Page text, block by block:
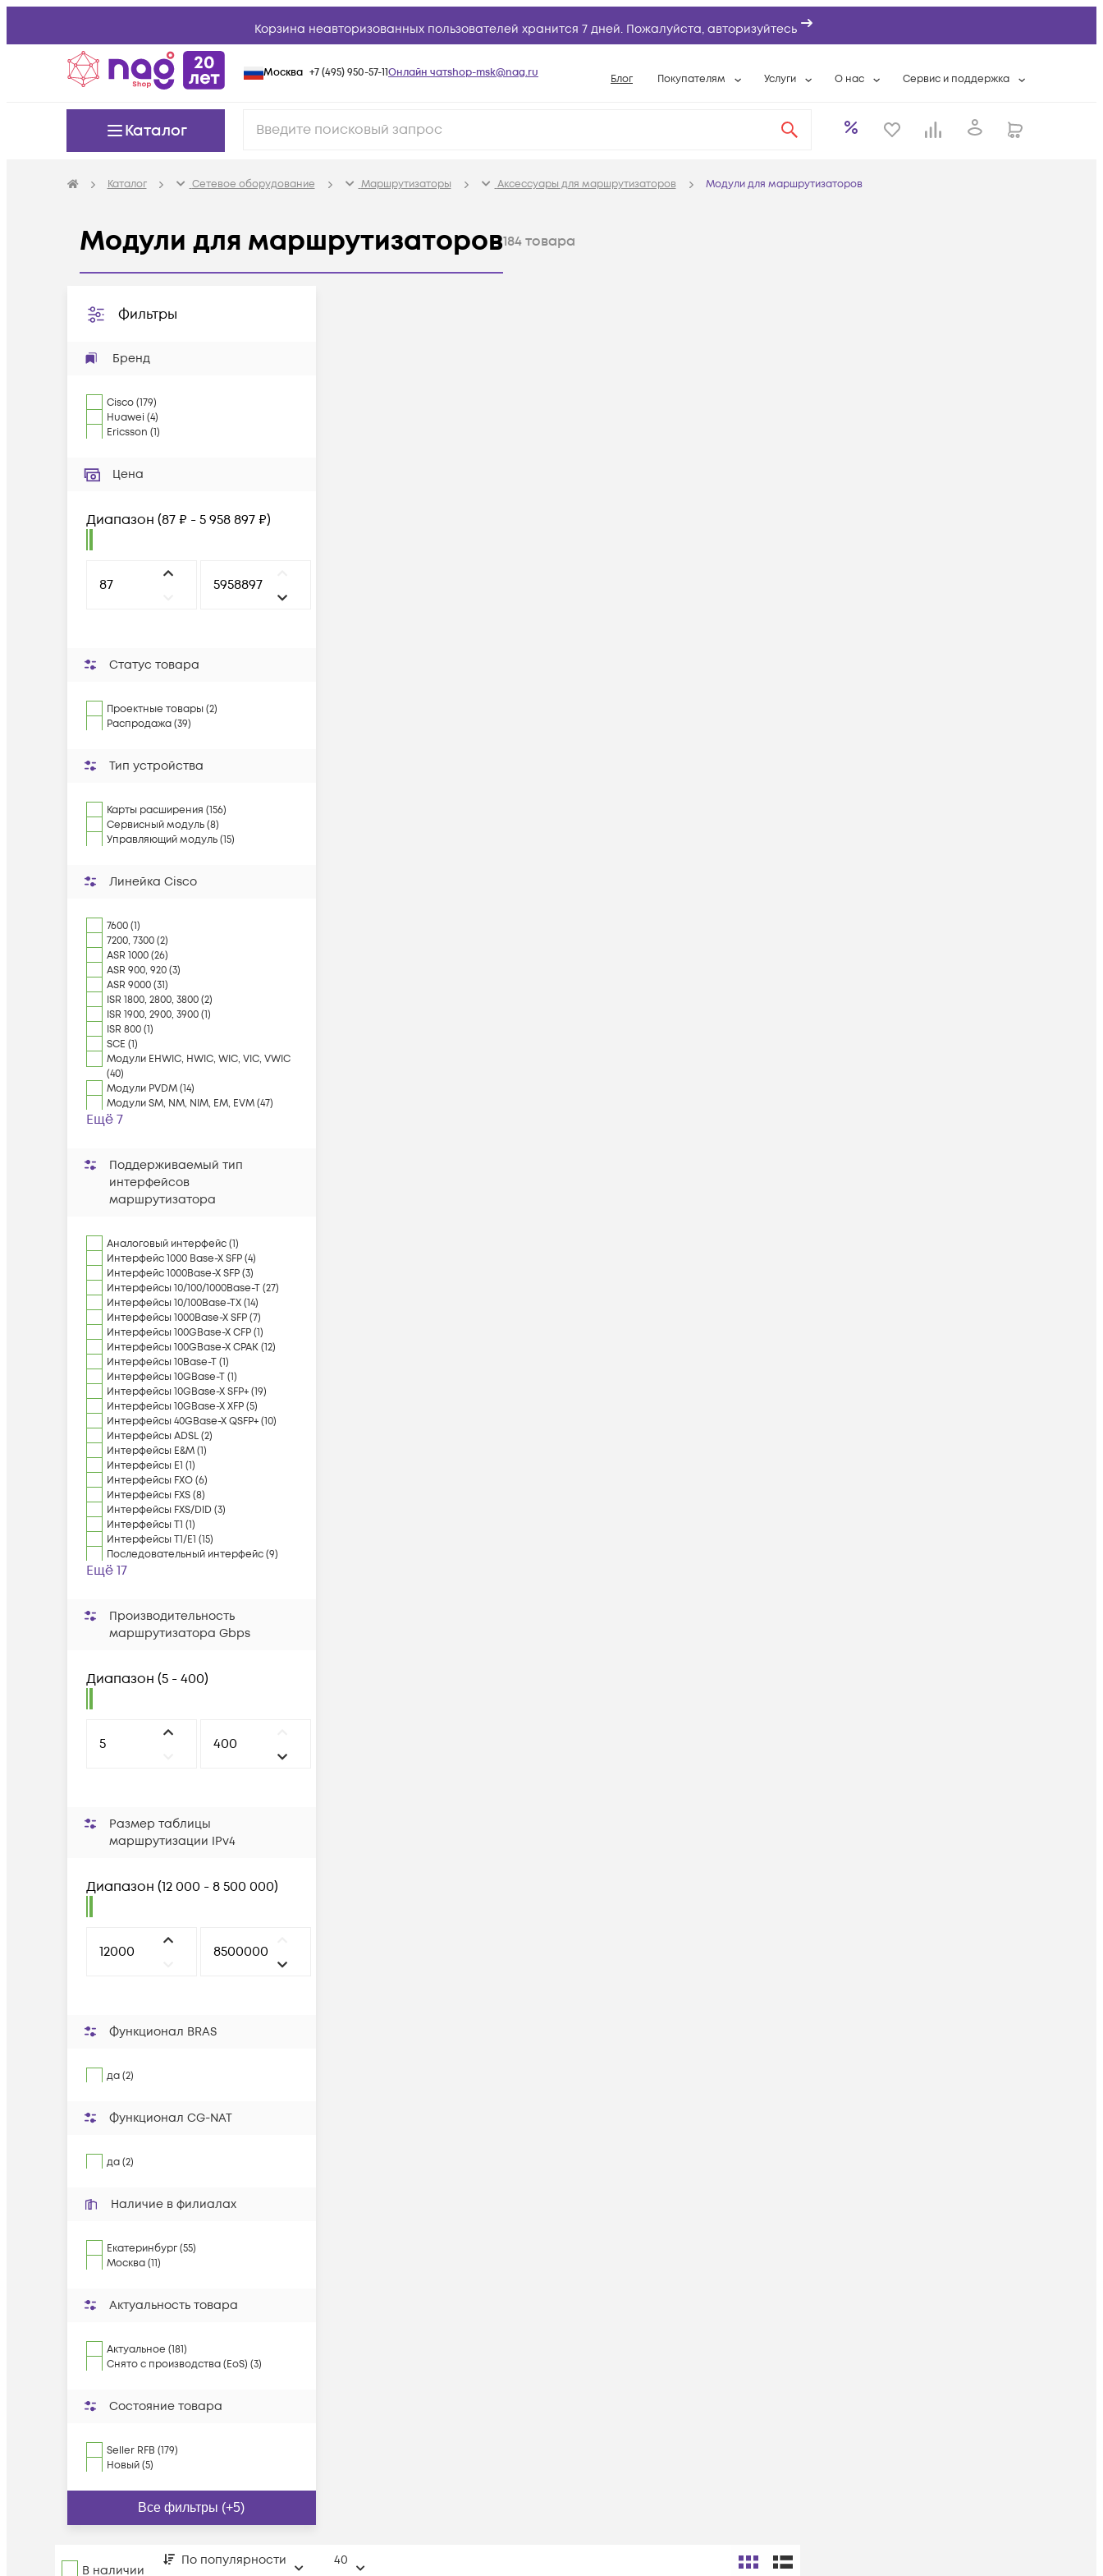
Корзина неавторизованных пользователей хранится 7 дней. Пожалуйста, авторизуйтесь
Москва +7 (495) 950-57-11Онлайн чатshop-msk@nag.ru Блог Покупателям
Условия доставки
Услуги
Системная интеграция
Бесплатная намотка оптического кабеля
О нас
Контактная информация
Аккредитация ИТ
Сервис и поддержка
Контакты сервисных центров
Каталог
Каталог Сетевое оборудование Маршрутизаторы Аксессуары для маршрутизаторов Модули для маршрутизаторов
Модули для маршрутизаторов184товара
Фильтры
Бренд
Cisco(179)
Huawei (4)
Ericsson (1)
Цена
Диапазон (87 ₽ - 5 958 897 ₽)
Статус товара
Проектные товары (2)
Распродажа (39)
Тип устройства
Карты расширения (156)
Сервисный модуль (8)
Управляющий модуль (15)
Линейка Cisco
7600 (1)
7200, 7300 (2)
ASR 1000 (26)
ASR 900, 920 (3)
ASR 9000 (31)
ISR 1800, 2800, 3800 (2)
ISR 1900, 2900, 3900 (1)
ISR 800 (1)
SCE (1)
Модули EHWIC, HWIC, WIC, VIC, VWIC
(40)
Модули PVDM (14)
Модули SM, NM, NIM, EM, EVM (47)
Ещё 7
Поддерживаемый тип
интерфейсов
маршрутизатора
Аналоговый интерфейс (1)
Интерфейс 1000 Base-X SFP (4)
Интерфейс 1000Base-X SFP (3)
Интерфейсы 10/100/1000Base-T (27)
Интерфейсы 10/100Base-TX (14)
Интерфейсы 1000Base-X SFP (7)
Интерфейсы 100GBase-X CFP (1)
Интерфейсы 100GBase-X CPAK (12)
Интерфейсы 10Base-T (1)
Интерфейсы 10GBase-T (1)
Интерфейсы 10GBase-X SFP+ (19)
Интерфейсы 10GBase-X XFP (5)
Интерфейсы 40GBase-X QSFP+ (10)
Интерфейсы ADSL (2)
Интерфейсы E&M (1)
Интерфейсы E1 (1)
Интерфейсы FXO (6)
Интерфейсы FXS (8)
Интерфейсы FXS/DID (3)
Интерфейсы T1 (1)
Интерфейсы T1/E1 (15)
Последовательный интерфейс (9)
Ещё 17
Производительность
маршрутизатора Gbps
Диапазон (5 - 400)
Размер таблицы
маршрутизации IPv4
Диапазон (12 000 - 8 500 000)
Функционал BRAS
да (2)
Функционал CG-NAT
да (2)
Наличие в филиалах
Екатеринбург (55)
Москва (11)
Актуальность товара
Актуальное (181)
Снято с производства (EoS) (3)
Состояние товара
Seller RFB (179)
Новый (5)
Все фильтры (+5)
В наличии
По популярности 40